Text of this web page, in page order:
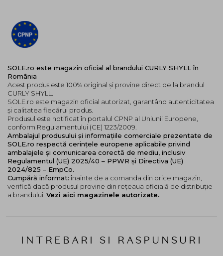
INTREBARI SI RASPUNSURI
SOLE.ro este magazin oficial al brandului CURLY SHYLL în
România
Acest produs este 100% original și provine direct de la brandul
CURLY SHYLL.
SOLE.ro este magazin oficial autorizat, garantând autenticitatea
și calitatea fiecărui produs.
Produsul este notificat în portalul CPNP al Uniunii Europene,
conform Regulamentului (CE) 1223/2009.
Ambalajul produsului și informațiile comerciale prezentate de
SOLE.ro respectă cerințele europene aplicabile privind
ambalajele și comunicarea corectă de mediu, inclusiv
Regulamentul (UE) 2025/40 – PPWR și Directiva (UE)
2024/825 – EmpCo.
Cumpără informat: înainte de a comanda din orice magazin,
verifică dacă produsul provine din rețeaua oficială de distribuție
a brandului. Vezi aici magazinele autorizate.